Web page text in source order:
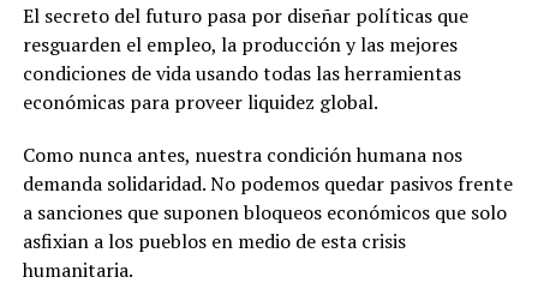
El secreto del futuro pasa por diseñar políticas que
resguarden el empleo, la producción y las mejores
condiciones de vida usando todas las herramientas
económicas para proveer liquidez global.
Como nunca antes, nuestra condición humana nos
demanda solidaridad. No podemos quedar pasivos frente
a sanciones que suponen bloqueos económicos que solo
asfixian a los pueblos en medio de esta crisis
humanitaria.